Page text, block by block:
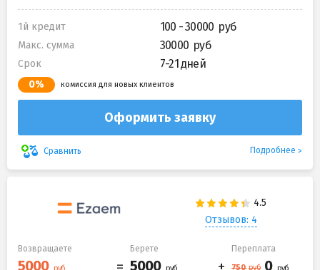
1й кредит 100 - 30000
Макс. сумма 30000
Срок 7-21 дней
0% комиссия для новых клиентов
Оформить заявку
Сравнить Подробнее
Отзывов: 4
Возвращаете Берете Переплата